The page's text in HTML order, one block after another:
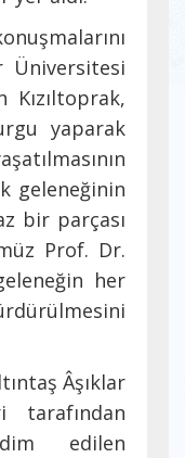
Üniversitesi
yaparak
geleneğinin
bir parçası
Prof. Dr.
her
Âşıklar
tarafından
edilen